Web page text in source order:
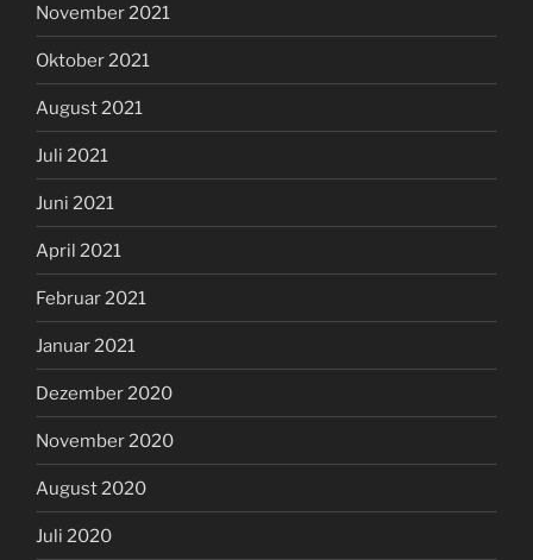
November 2021
Oktober 2021
August 2021
Juli 2021
Juni 2021
April 2021
Februar 2021
Januar 2021
Dezember 2020
November 2020
August 2020
Juli 2020